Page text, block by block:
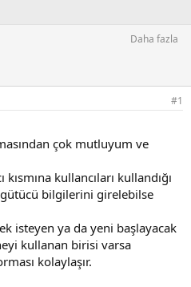
Daha fazla
#1
çok mutluyum ve
kullancıları kullandığı
bilgilerini girelebilse
isteyen ya da yeni başlayacak
kullanan birisi varsa
kolaylaşır.